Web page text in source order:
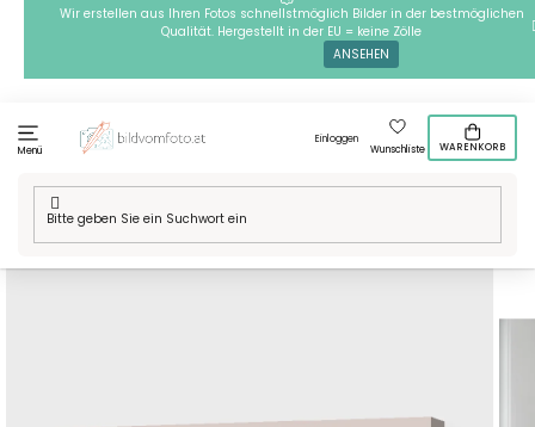
springen
Wir erstellen aus Ihren Fotos schnellstmöglich Bilder in der bestmöglichen
Qualität. Hergestellt in der EU = keine Zölle
ANSEHEN
Menü
Einloggen
Wunschliste
WARENKORB
Startseite
/ Technik / Malen nach Zahlen / Malen nach Zahlen -
Giraffe in der Wildnis